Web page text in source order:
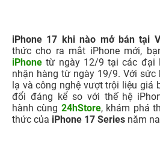
iPhone 17 khi nào mở bán tại
thức cho ra mắt iPhone mới,
iPhone từ ngày 12/9 tại các đại
nhận hàng từ ngày 19/9. Với
lạ và công nghệ vượt trội liệu giá
đổi đáng kể so với thế hệ
hành cùng 24hStore, khám phá
thức của iPhone 17 Series năm